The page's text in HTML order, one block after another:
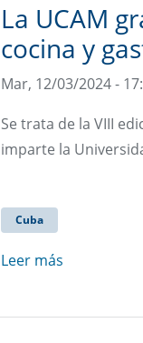
La UCAM
cocina y
Mar, 12/03/2024 -
Se trata de la VIII
imparte la
Cuba
Leer más